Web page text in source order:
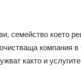
семейство което
компания
както и